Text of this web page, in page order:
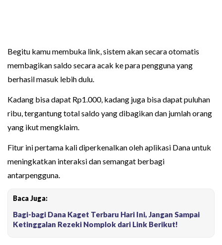
Begitu kamu membuka link, sistem akan secara otomatis
membagikan saldo secara acak ke para pengguna yang
berhasil masuk lebih dulu.
Kadang bisa dapat Rp1.000, kadang juga bisa dapat puluhan
ribu, tergantung total saldo yang dibagikan dan jumlah orang
yang ikut mengklaim.
Fitur ini pertama kali diperkenalkan oleh aplikasi Dana untuk
meningkatkan interaksi dan semangat berbagi
antarpengguna.
Baca Juga:
Bagi-bagi Dana Kaget Terbaru Hari Ini, Jangan Sampai
Ketinggalan Rezeki Nomplok dari Link Berikut!